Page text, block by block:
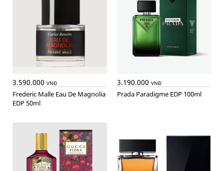
3.590.000 VNĐ
Frederic Malle Eau De Magnolia
EDP 50ml
3.190.000 VNĐ
Prada Paradigme EDP 100ml